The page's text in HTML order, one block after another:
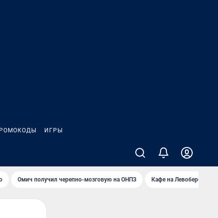
ИГРЫ
Омич получил черепно-мозговую на ОНПЗ Кафе на Левобережье